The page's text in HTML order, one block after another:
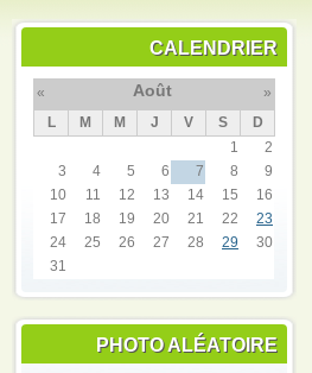
CALENDRIER
« Août
»
L
M M J V S
D
1
2
3
4 5 6 7 8
9
10
11 12 13 14 15
16
17
18 19 20 21 22
23
24
25 26 27 28 29
30
31
PHOTO ALÉATOIRE